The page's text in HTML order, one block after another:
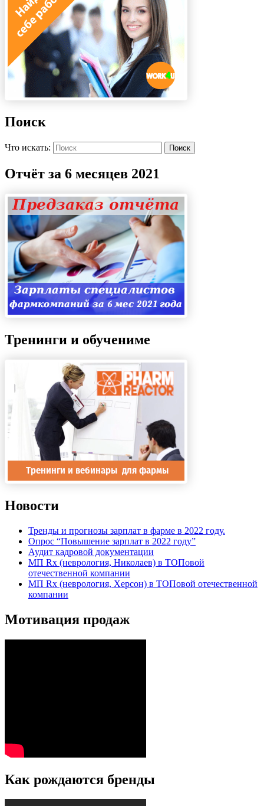
Поиск
Что искать: Поиск
Отчёт за 6 месяцев 2021
Тренинги и обучениме
Новости
Тренды и прогнозы зарплат в фарме в 2022 году.
Опрос “Повышение зарплат в 2022 году”
Аудит кадровой документации
МП Rx (неврология, Николаев) в ТОПовой
отечественной компании
МП Rx (неврология, Херсон) в ТОПовой отечественной
компании
Мотивация продаж
Как рождаются бренды